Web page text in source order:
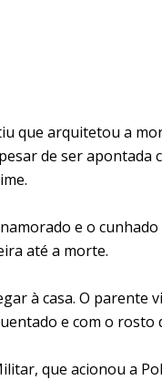
que arquitetou a
de ser
e o
até a morte.
à casa. O parente
e com o rosto
que acionou a